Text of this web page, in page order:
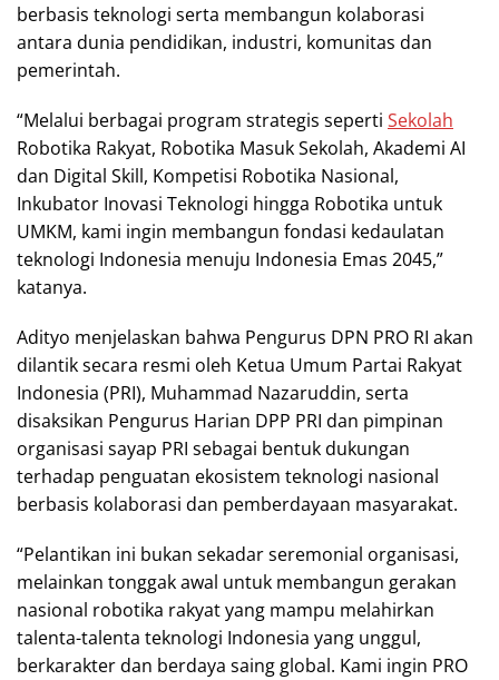
berbasis teknologi serta membangun kolaborasi
antara dunia pendidikan, industri, komunitas dan
pemerintah.
“Melalui berbagai program strategis seperti Sekolah
Robotika Rakyat, Robotika Masuk Sekolah, Akademi AI
dan Digital Skill, Kompetisi Robotika Nasional,
Inkubator Inovasi Teknologi hingga Robotika untuk
UMKM, kami ingin membangun fondasi kedaulatan
teknologi Indonesia menuju Indonesia Emas 2045,”
katanya.
Adityo menjelaskan bahwa Pengurus DPN PRO RI akan
dilantik secara resmi oleh Ketua Umum Partai Rakyat
Indonesia (PRI), Muhammad Nazaruddin, serta
disaksikan Pengurus Harian DPP PRI dan pimpinan
organisasi sayap PRI sebagai bentuk dukungan
terhadap penguatan ekosistem teknologi nasional
berbasis kolaborasi dan pemberdayaan masyarakat.
“Pelantikan ini bukan sekadar seremonial organisasi,
melainkan tonggak awal untuk membangun gerakan
nasional robotika rakyat yang mampu melahirkan
talenta-talenta teknologi Indonesia yang unggul,
berkarakter dan berdaya saing global. Kami ingin PRO